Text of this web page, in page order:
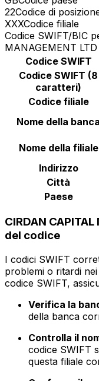
22Codice di
XXXCodice filiale
Codice SWIFT/BIC
MANAGEMENT LTD
Codice SWIFT
Codice SWIFT (8
caratteri)
Codice filiale
Nome della banca
Nome della filiale
Indirizzo
Città
Paese
CIRDAN
del codice
I codici SWIFT
problemi o ritardi
codice SWIFT,
Verifica la
della banca
Controlla il
codice SWIFT
questa filiale